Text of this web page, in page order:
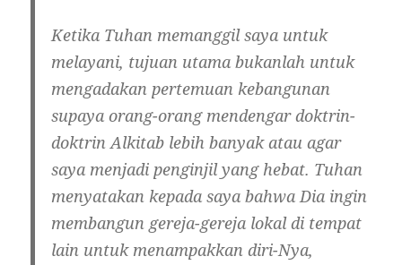
Ketika Tuhan memanggil saya untuk
melayani, tujuan utama bukanlah untuk
mengadakan pertemuan kebangunan
supaya orang-orang mendengar doktrin-
doktrin Alkitab lebih banyak atau agar
saya menjadi penginjil yang hebat. Tuhan
menyatakan kepada saya bahwa Dia ingin
membangun gereja-gereja lokal di tempat
lain untuk menampakkan diri-Nya,